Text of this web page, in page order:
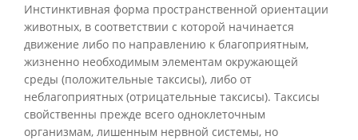
Инстинктивная форма пространственной ориентации
животных, в соответствии с которой начинается
движение либо по направлению к благоприятным,
жизненно необходимым элементам окружающей
среды (положительные таксисы), либо от
неблагоприятных (отрицательные таксисы). Таксисы
свойственны прежде всего одноклеточным
организмам, лишенным нервной системы, но